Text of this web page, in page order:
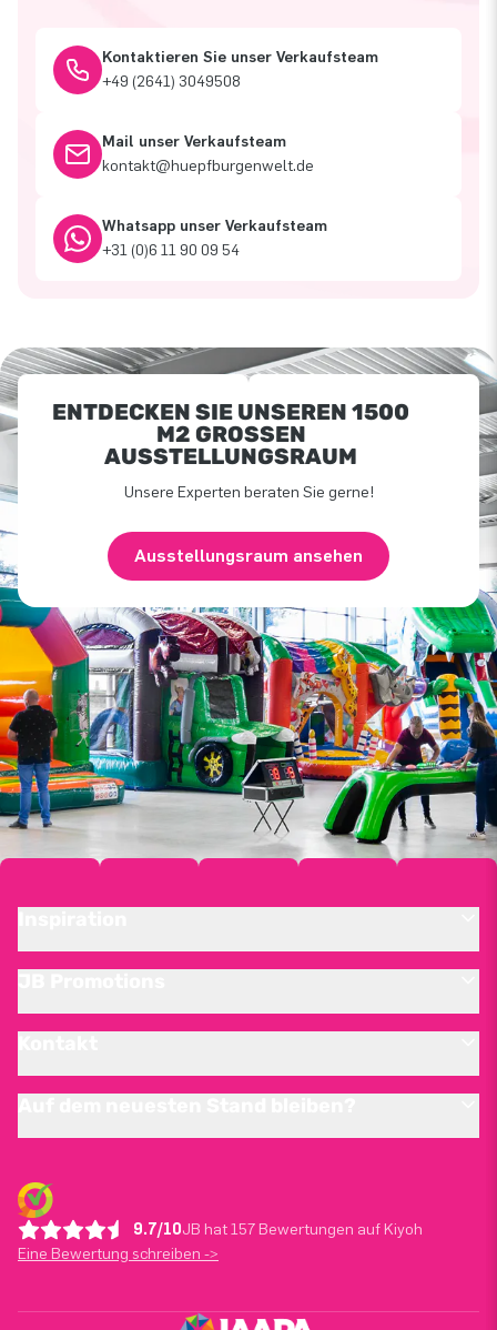
Kontaktieren Sie unser Verkaufsteam
+49 (2641) 3049508
Mail unser Verkaufsteam
kontakt@huepfburgenwelt.de
Whatsapp unser Verkaufsteam
+31 (0)6 11 90 09 54
ENTDECKEN SIE UNSEREN 1500
M2 GROSSEN A
USSTELLUNGSRAUM
Unsere Experten beraten Sie gerne!
Ausstellungsraum ansehen
9.7/10JB hat 157 Bewertungen auf Kiyoh
Eine Bewertung schreiben ->